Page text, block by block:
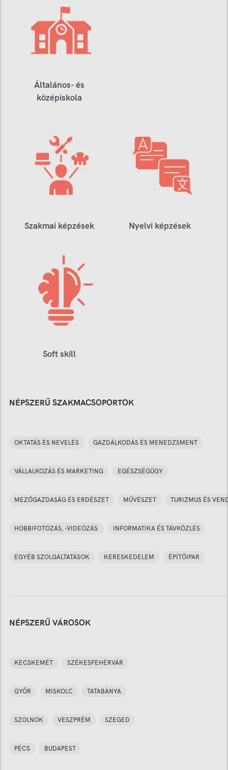
Általános- és
középiskola
Szakmai képzések Nyelvi képzések
Soft skill
NÉPSZERŰ SZAKMACSOPORTOK
OKTATÁS ÉS NEVELÉS GAZDÁLKODÁS ÉS MENEDZSMENT
VÁLLALKOZÁS ÉS MARKETING EGÉSZSÉGÜGY
MEZŐGAZDASÁG ÉS ERDÉSZET MŰVÉSZET TURIZMUS ÉS
HOBBIFOTÓZÁS, -VIDEÓZÁS INFORMATIKA ÉS TÁVKÖZLÉS
EGYÉB SZOLGÁLTATÁSOK KERESKEDELEM ÉPÍTŐIPAR
NÉPSZERŰ VÁROSOK
KECSKEMÉT SZÉKESFEHÉRVÁR
GYŐR MISKOLC TATABÁNYA
SZOLNOK VESZPRÉM SZEGED
PÉCS BUDAPEST